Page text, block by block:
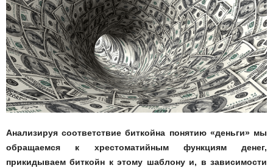
Анализируя соответствие биткойна понятию «деньги» мы
обращаемся к хрестоматийным функциям денег,
прикидываем биткойн к этому шаблону и, в зависимости